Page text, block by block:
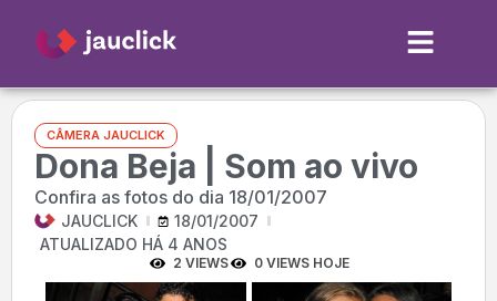
CÂMERA JAUCLICK
Dona Beja | Som ao vivo
Confira as fotos do dia 18/01/2007
JAUCLICK
18/01/2007
ATUALIZADO HÁ 4 ANOS
2 VIEWS 0 VIEWS HOJE